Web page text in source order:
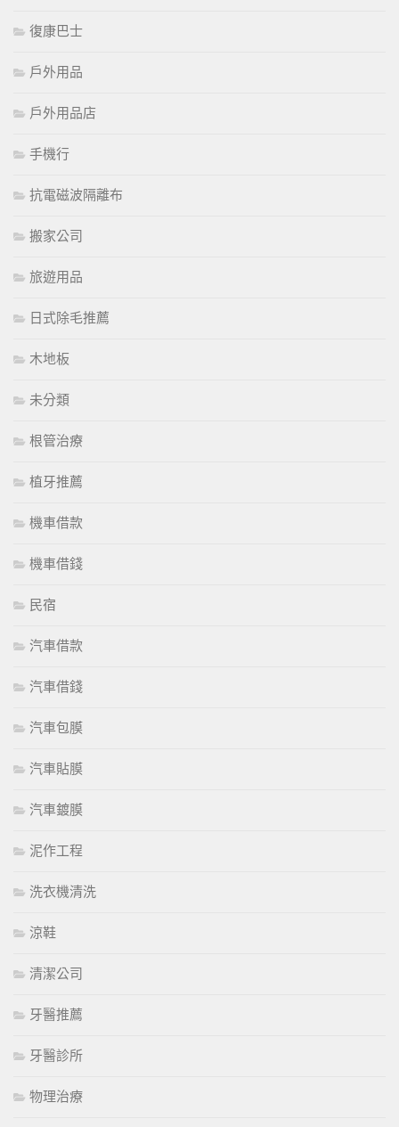
復康巴士
戶外用品
戶外用品店
手機行
抗電磁波隔離布
搬家公司
旅遊用品
日式除毛推薦
木地板
未分類
根管治療
植牙推薦
機車借款
機車借錢
民宿
汽車借款
汽車借錢
汽車包膜
汽車貼膜
汽車鍍膜
泥作工程
洗衣機清洗
涼鞋
清潔公司
牙醫推薦
牙醫診所
物理治療